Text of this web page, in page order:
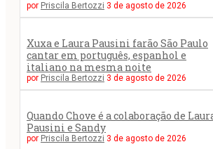
por Priscila Bertozzi 3 de agosto de 2026
Xuxa e Laura Pausini farão São Paulo
cantar em português, espanhol e
italiano na mesma noite
por Priscila Bertozzi 3 de agosto de 2026
Quando Chove é a colaboração de
Pausini e Sandy
por Priscila Bertozzi 3 de agosto de 2026